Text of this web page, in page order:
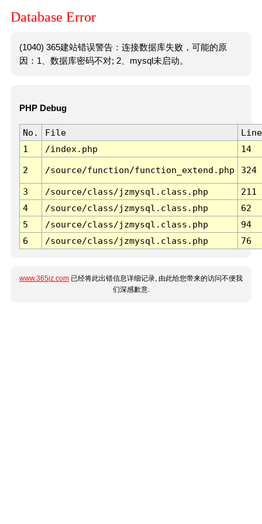
Database Error
(1040) 365建站错误警告：连接数据库失败，可能的原
因：1、数据库密码不对; 2、mysql未启动。
PHP Debug
No. File
Line
1
/index.php 14
2 /source/function/function_extend.php 324
3 /source/class/jzmysql.class.php
211
4
/source/class/jzmysql.class.php
62
5
/source/class/jzmysql.class.php
94
6
/source/class/jzmysql.class.php 76
www.365jz.com 已经将此出错信息详细记录, 由此给您带来的访问不便我
们深感歉意.